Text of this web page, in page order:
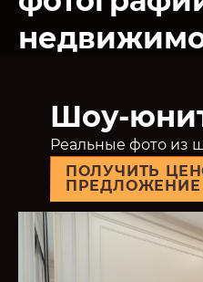
Шоу-
Реальные фото из
ПОЛУЧИТЬ
ПРЕДЛОЖЕНИЕ